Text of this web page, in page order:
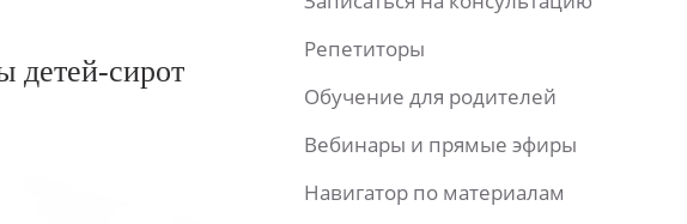
детей-сирот
Репетиторы
Обучение для родителей
Вебинары и прямые эфиры
Навигатор по материалам